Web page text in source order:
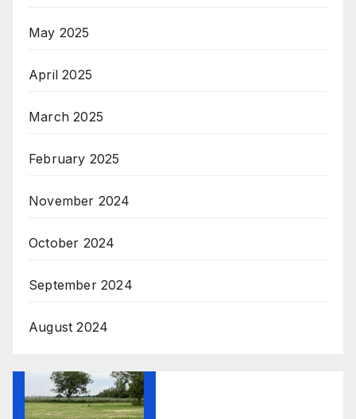
May 2025
April 2025
March 2025
February 2025
November 2024
October 2024
September 2024
August 2024